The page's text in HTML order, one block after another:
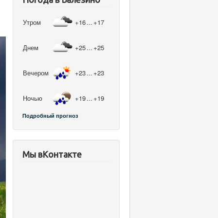
Утром +16... +17
Днем +25... +25
Вечером +23... +23
Ночью +19... +19
Подробный прогноз
Мы вКонтакте